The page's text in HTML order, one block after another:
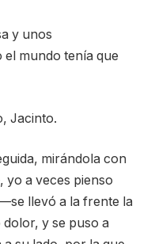
y unos
mundo tenía que
Jacinto.
mirándola con
a veces pienso
llevó a la frente la
y se puso a